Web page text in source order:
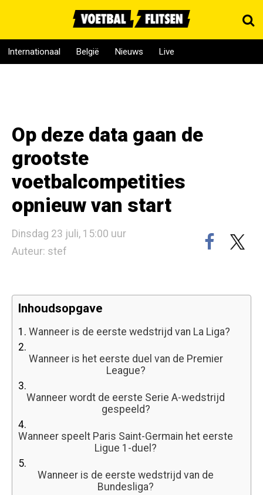
Internationaal België Nieuws Live
Op deze data gaan de
grootste
voetbalcompetities
opnieuw van start
Dinsdag 23 juli, 15:00 uur
Auteur: stef
Inhoudsopgave
1. Wanneer is de eerste wedstrijd van La Liga?
2.
Wanneer is het eerste duel van de Premier
League?
3.
Wanneer wordt de eerste Serie A-wedstrijd
gespeeld?
4.
Wanneer speelt Paris Saint-Germain het eerste
Ligue 1-duel?
5.
Wanneer is de eerste wedstrijd van de
Bundesliga?